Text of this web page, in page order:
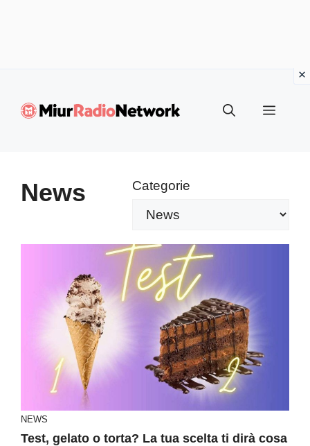
Menu
News Categorie
NEWS
Test, gelato o torta? La tua scelta ti dirà cosa